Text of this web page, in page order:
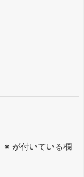
※ が付いている欄